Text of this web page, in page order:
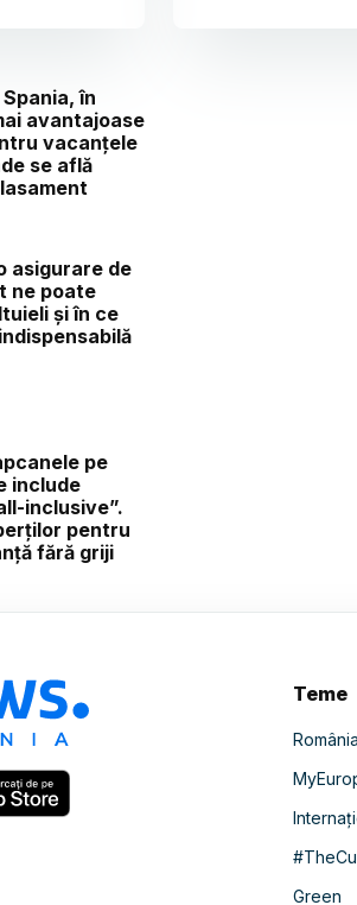
în
avantajoase
vacanțele
se află
asigurare de
ne poate
și în ce
pe
include
inclusive”.
pentru
fără griji
Teme
România
Green